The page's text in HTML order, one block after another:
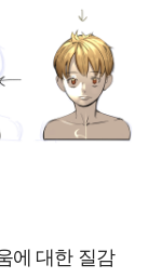
에 대한 질감